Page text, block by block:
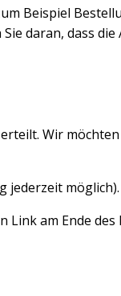
Beispiel
daran, dass
Wir
jederzeit möglich).
am Ende